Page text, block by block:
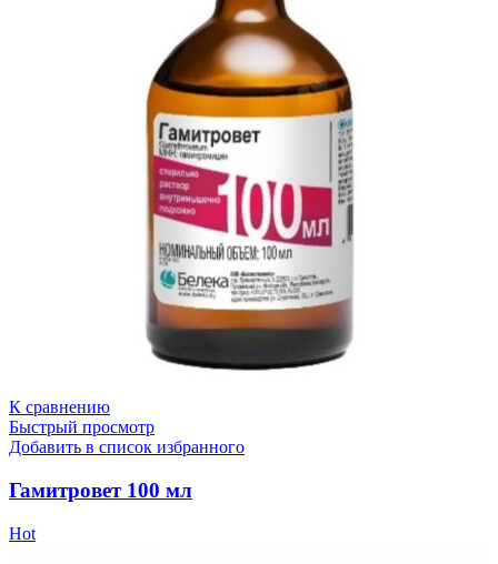
К сравнению
Быстрый просмотр
Добавить в список избранного
Гамитровет 100 мл
Hot